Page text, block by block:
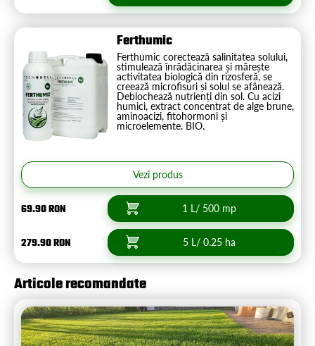
Ferthumic
Ferthumic corectează salinitatea solului,
stimulează înrădăcinarea și mărește
activitatea biologică din rizosferă, se
creează microfisuri și solul se afânează.
Deblochează nutrienți din sol. Cu acizi
humici, extract concentrat de alge brune,
aminoacizi, fitohormoni și
microelemente. BIO.
Vezi produs
69.90 RON 1 L/ 500 mp
279.90 RON 5 L/ 0.25 ha
Articole recomandate